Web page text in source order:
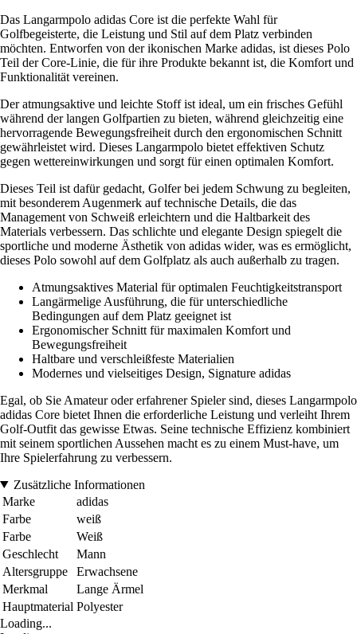
Das Langarmpolo adidas Core ist die perfekte Wahl für
Golfbegeisterte, die Leistung und Stil auf dem Platz verbinden
möchten. Entworfen von der ikonischen Marke adidas, ist dieses Polo
Teil der Core-Linie, die für ihre Produkte bekannt ist, die Komfort und
Funktionalität vereinen.
Der atmungsaktive und leichte Stoff ist ideal, um ein frisches Gefühl
während der langen Golfpartien zu bieten, während gleichzeitig eine
hervorragende Bewegungsfreiheit durch den ergonomischen Schnitt
gewährleistet wird. Dieses Langarmpolo bietet effektiven Schutz
gegen wettereinwirkungen und sorgt für einen optimalen Komfort.
Dieses Teil ist dafür gedacht, Golfer bei jedem Schwung zu begleiten,
mit besonderem Augenmerk auf technische Details, die das
Management von Schweiß erleichtern und die Haltbarkeit des
Materials verbessern. Das schlichte und elegante Design spiegelt die
sportliche und moderne Ästhetik von adidas wider, was es ermöglicht,
dieses Polo sowohl auf dem Golfplatz als auch außerhalb zu tragen.
Atmungsaktives Material für optimalen Feuchtigkeitstransport
Langärmelige Ausführung, die für unterschiedliche
Bedingungen auf dem Platz geeignet ist
Ergonomischer Schnitt für maximalen Komfort und
Bewegungsfreiheit
Haltbare und verschleißfeste Materialien
Modernes und vielseitiges Design, Signature adidas
Egal, ob Sie Amateur oder erfahrener Spieler sind, dieses Langarmpolo
adidas Core bietet Ihnen die erforderliche Leistung und verleiht Ihrem
Golf-Outfit das gewisse Etwas. Seine technische Effizienz kombiniert
mit seinem sportlichen Aussehen macht es zu einem Must-have, um
Ihre Spielerfahrung zu verbessern.
Zusätzliche Informationen
Marke
adidas
Farbe
weiß
Farbe
Weiß
Geschlecht
Mann
Altersgruppe
Erwachsene
Merkmal
Lange Ärmel
Hauptmaterial Polyester
Loading...